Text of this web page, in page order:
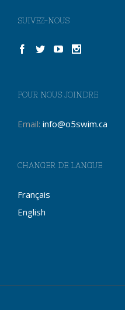
SUIVEZ-NOUS
POUR NOUS JOINDRE
Email: info@o5swim.ca
CHANGER DE LANGUE
Français
English